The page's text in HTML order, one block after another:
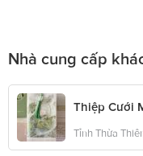
Nhà cung cấp
Thiệp Cưới
Tỉnh Thừa